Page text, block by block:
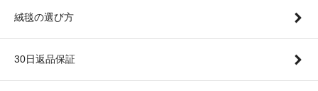
絨毯の選び方
30日返品保証